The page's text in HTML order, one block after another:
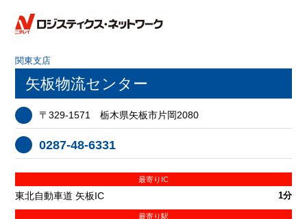
関東支店
矢板物流センター
〒329-1571 栃木県矢板市片岡2080
0287-48-6331
最寄りIC
東北自動車道 矢板IC 1分
最寄り駅